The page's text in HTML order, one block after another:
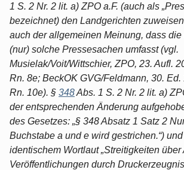
1 S. 2 Nr. 2 lit. a) ZPO a.F. (auch als
bezeichnet) den Landgerichten
auch der allgemeinen Meinung, dass
(nur) solche Pressesachen umfasst (vgl.
Musielak/Voit/Wittschier, ZPO, 23. Aufl.
Rn. 8e; BeckOK GVG/Feldmann, 30. Ed.
Rn. 10e). § 348Abs. 1 S. 2 Nr. 2 lit. a)
der entsprechenden Änderung
des Gesetzes: „§ 348 Absatz 1 Satz 2
Buchstabe a und e wird gestrichen.“)
identischem Wortlaut „Streitigkeiten
Veröffentlichungen durch